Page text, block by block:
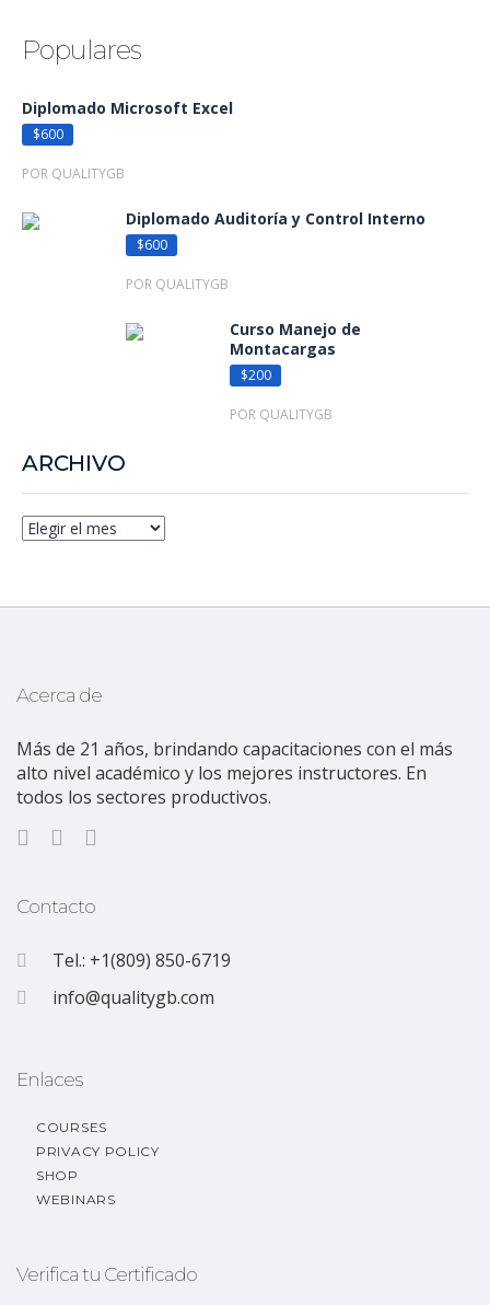
Populares
Diplomado Microsoft Excel
$600
POR QUALITYGB
Diplomado Auditoría y Control Interno
$600
POR QUALITYGB
Curso Manejo de
Montacargas
$200
POR QUALITYGB
ARCHIVO
Acerca de
Más de 21 años, brindando capacitaciones con el más
alto nivel académico y los mejores instructores. En
todos los sectores productivos.
Contacto
Tel.: +1(809) 850-6719
info@qualitygb.com
Enlaces
COURSES
PRIVACY POLICY
SHOP
WEBINARS
Verifica tu Certificado